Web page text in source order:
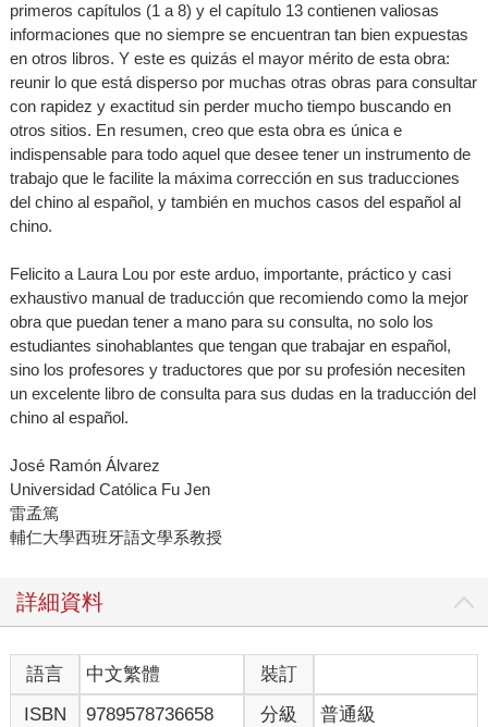
primeros capítulos (1 a 8) y el capítulo 13 contienen valiosas
informaciones que no siempre se encuentran tan bien expuestas
en otros libros. Y este es quizás el mayor mérito de esta obra:
reunir lo que está disperso por muchas otras obras para consultar
con rapidez y exactitud sin perder mucho tiempo buscando en
otros sitios. En resumen, creo que esta obra es única e
indispensable para todo aquel que desee tener un instrumento de
trabajo que le facilite la máxima corrección en sus traducciones
del chino al español, y también en muchos casos del español al
chino.
Felicito a Laura Lou por este arduo, importante, práctico y casi
exhaustivo manual de traducción que recomiendo como la mejor
obra que puedan tener a mano para su consulta, no solo los
estudiantes sinohablantes que tengan que trabajar en español,
sino los profesores y traductores que por su profesión necesiten
un excelente libro de consulta para sus dudas en la traducción del
chino al español.
José Ramón Álvarez
Universidad Católica Fu Jen
雷孟篤
輔仁大學西班牙語文學系教授
詳細資料
語言 中文繁體
裝訂
ISBN
9789578736658 分級 普通級